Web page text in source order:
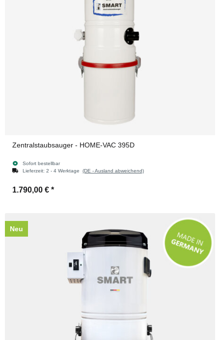
Zentralstaubsauger - HOME-VAC 395D
Sofort bestellbar
Lieferzeit: 2 - 4 Werktage (DE - Ausland abweichend)
1.790,00 € *
Neu